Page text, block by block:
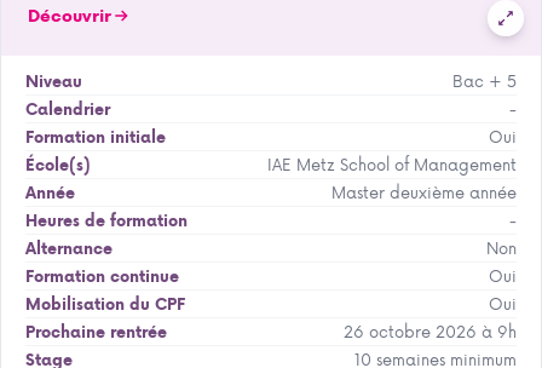
Découvrir
Niveau
Bac + 5
Calendrier
-
Formation initiale
Oui
École(s)
IAE Metz School of Management
Année
Master deuxième année
Heures de formation
-
Alternance
Non
Formation continue
Oui
Mobilisation du CPF
Oui
Prochaine rentrée
26 octobre 2026 à 9h
Stage
10 semaines minimum